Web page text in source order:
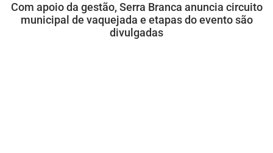
Com apoio da gestão, Serra Branca anuncia circuito
municipal de vaquejada e etapas do evento são
divulgadas